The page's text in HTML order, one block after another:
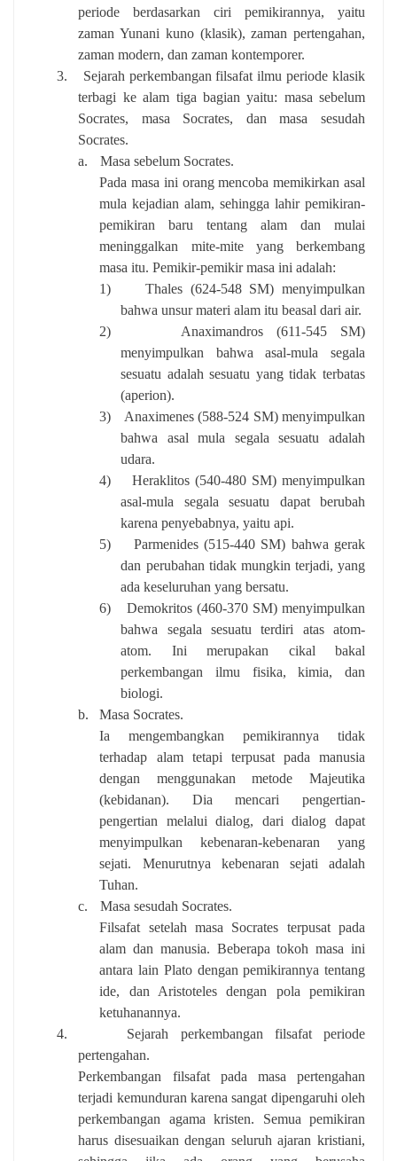
periode berdasarkan ciri pemikirannya, yaitu
zaman Yunani kuno (klasik), zaman pertengahan,
zaman modern, dan zaman kontemporer.
3.
Sejarah perkembangan filsafat ilmu periode klasik
terbagi ke alam tiga bagian yaitu: masa sebelum
Socrates, masa Socrates, dan masa sesudah
Socrates.
a.
Masa sebelum Socrates.
Pada masa ini orang mencoba memikirkan asal
mula kejadian alam, sehingga lahir pemikiran-
pemikiran baru tentang alam dan mulai
meninggalkan mite-mite yang berkembang
masa itu. Pemikir-pemikir masa ini adalah:
1)
Thales (624-548 SM) menyimpulkan
bahwa unsur materi alam itu beasal dari air.
2)
Anaximandros (611-545 SM)
menyimpulkan bahwa asal-mula segala
sesuatu adalah sesuatu yang tidak terbatas
(aperion).
3)
Anaximenes (588-524 SM) menyimpulkan
bahwa asal mula segala sesuatu adalah
udara.
4)
Heraklitos (540-480 SM) menyimpulkan
asal-mula segala sesuatu dapat berubah
karena penyebabnya, yaitu api.
5)
Parmenides (515-440 SM) bahwa gerak
dan perubahan tidak mungkin terjadi, yang
ada keseluruhan yang bersatu.
6)
Demokritos (460-370 SM) menyimpulkan
bahwa segala sesuatu terdiri atas atom-
atom. Ini merupakan cikal bakal
perkembangan ilmu fisika, kimia, dan
biologi.
b.
Masa Socrates.
Ia mengembangkan pemikirannya tidak
terhadap alam tetapi terpusat pada manusia
dengan menggunakan metode Majeutika
(kebidanan). Dia mencari pengertian-
pengertian melalui dialog, dari dialog dapat
menyimpulkan kebenaran-kebenaran yang
sejati. Menurutnya kebenaran sejati adalah
Tuhan.
c.
Masa sesudah Socrates.
Filsafat setelah masa Socrates terpusat pada
alam dan manusia. Beberapa tokoh masa ini
antara lain Plato dengan pemikirannya tentang
ide, dan Aristoteles dengan pola pemikiran
ketuhanannya.
4.
Sejarah perkembangan filsafat periode
pertengahan.
Perkembangan filsafat pada masa pertengahan
terjadi kemunduran karena sangat dipengaruhi oleh
perkembangan agama kristen. Semua pemikiran
harus disesuaikan dengan seluruh ajaran kristiani,